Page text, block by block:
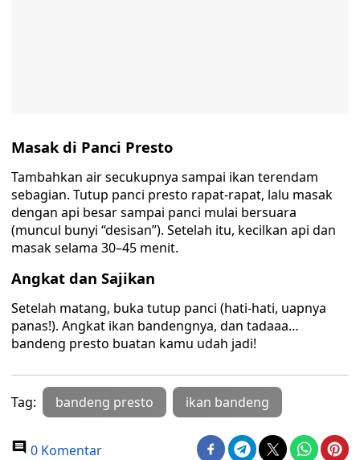
Masak di Panci Presto
Tambahkan air secukupnya sampai ikan terendam
sebagian. Tutup panci presto rapat-rapat, lalu masak
dengan api besar sampai panci mulai bersuara
(muncul bunyi “desisan”). Setelah itu, kecilkan api dan
masak selama 30–45 menit.
Angkat dan Sajikan
Setelah matang, buka tutup panci (hati-hati, uapnya
panas!). Angkat ikan bandengnya, dan tadaaa…
bandeng presto buatan kamu udah jadi!
Tag: bandeng presto ikan bandeng
0 Komentar